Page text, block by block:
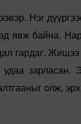
. Нэг
явж байна.
гардаг. Жишээ
удаа зарласан.
олж,эрх